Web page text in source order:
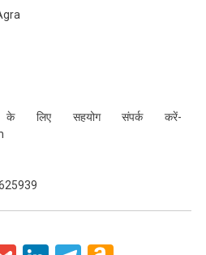
के लिए सहयोग संपर्क करें-